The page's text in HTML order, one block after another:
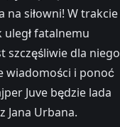
na siłowni! W trakcie
fatalnemu
szczęśliwie dla niego
wiadomości i ponoć
Juve będzie lada
Jana Urbana.